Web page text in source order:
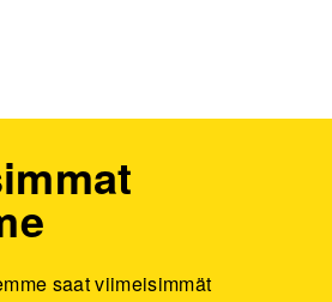
saat viimeisimmät